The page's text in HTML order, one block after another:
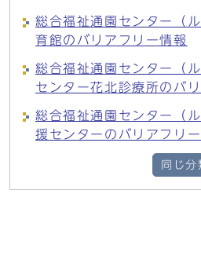
総合福祉通園センター（
育館のバリアフリー情報
総合福祉通園センター（
センター花北診療所のバ
総合福祉通園センター（
援センターのバリアフリ
同じ